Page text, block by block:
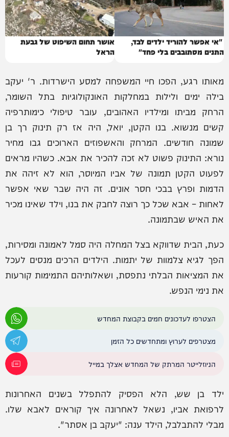
"אי אפשר להוריד ילדים לבד,
התנים מסתובבים בלי פחד"
אושר תחום השיפוט של גבעת
הראל
מאותו רגע, הפכו חיי המשפחה למסע הישרדות. ר' יעקב
בילה ימים ולילות במחלקות האונקולוגיות בתל השומר,
הרחק מביתו ומילדיו האהובים, עובר טיפולי כימותרפיה
קשים מנשוא. בנו הקטן, יואל, היה אז רק תינוק רך בן
שמונה חודשים. המרחק והאשפוזים הארוכים גבו מחיר
נורא: התינוק פשוט לא זכה להכיר את אבא. כשהיו מראים
לפעוט הקטן תמונה של אביו המיוסר, הוא לא זיהה את
הדמות ופרץ בבכי חסר אונים. זה היה שבר שאי אפשר
לאחות – אבא שכל כך רוצה לחבק את בנו, וילד שאינו מכיר
את האיש שבתמונה.
כעת, הבית שדווקא בצל המחלה היה סמל לאמונה ומסירות,
הפך לגיא צלמוות של יתמות. הילדים הרכים מנסים לעכל
את המציאות הבלתי נתפסת, ושאלותיהם התמימות קורעות
את נימי הנפש.
הצטרפו לעדכונים חמים בקבוצת המחדש
מצטרפים לערוץ ומתחדשים כל הזמן
הניוזלייטר המרתק של המחדש אצלך במייל
ילד בן שש, הלא הפסיק להתפלל בשנים האחרונות
לרפואת אביו, נשאל לאחרונה איך קוראים לאבא שלו.
מבלי להתבלבל, הילד ענה: "יעקב בן אסתר".